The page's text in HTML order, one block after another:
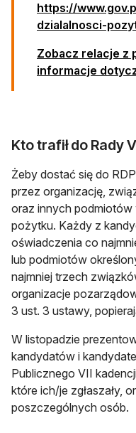
https://
dzialalnosci-
Zobacz relacje z
informacje
Kto trafił do Rady
Żeby dostać się do
przez organizację,
oraz innych
pożytku. Każdy z
oświadczenia co
lub podmiotów
najmniej trzech
organizacje
3 ust. 3 ustawy,
W listopadzie
kandydatów i
Publicznego VII
które ich/je zgłaszały,
poszczególnych osób.